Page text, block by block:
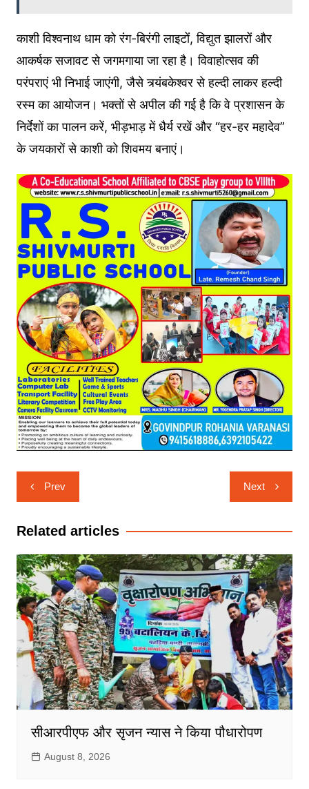
काशी विश्वनाथ धाम को रंग-बिरंगी लाइटों, विद्युत झालरों और
आकर्षक सजावट से जगमगाया जा रहा है। विवाहोत्सव की
परंपराएं भी निभाई जाएंगी, जैसे त्र्यंबकेश्वर से हल्दी लाकर हल्दी
रस्म का आयोजन। भक्तों से अपील की गई है कि वे प्रशासन के
निर्देशों का पालन करें, भीड़भाड़ में धैर्य रखें और “हर-हर महादेव”
के जयकारों से काशी को शिवमय बनाएं।
Post
navigation
Prev Next
Related articles
सीआरपीएफ और सृजन न्यास ने किया पौधारोपण
August 8, 2026